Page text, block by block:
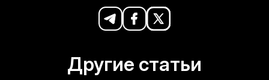
Другие статьи